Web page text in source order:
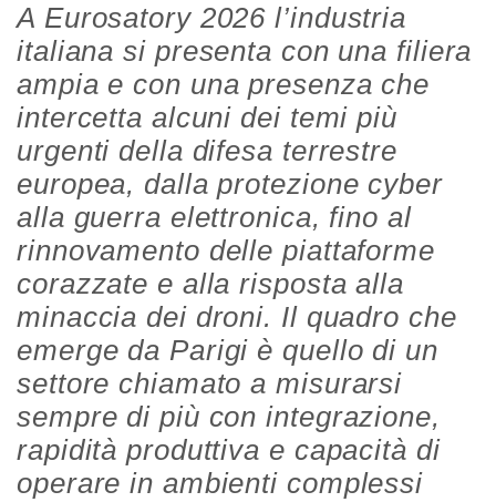
A Eurosatory 2026 l’industria
italiana si presenta con una filiera
ampia e con una presenza che
intercetta alcuni dei temi più
urgenti della difesa terrestre
europea, dalla protezione cyber
alla guerra elettronica, fino al
rinnovamento delle piattaforme
corazzate e alla risposta alla
minaccia dei droni. Il quadro che
emerge da Parigi è quello di un
settore chiamato a misurarsi
sempre di più con integrazione,
rapidità produttiva e capacità di
operare in ambienti complessi